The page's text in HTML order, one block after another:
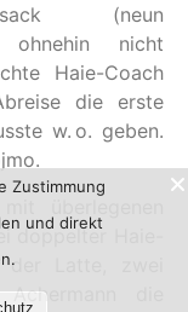
(neun
ohnehin nicht
Haie-Coach
die erste
w. o. geben.
doppelter Haie-
der Latte, zwei
die
Zustimmung
und direkt